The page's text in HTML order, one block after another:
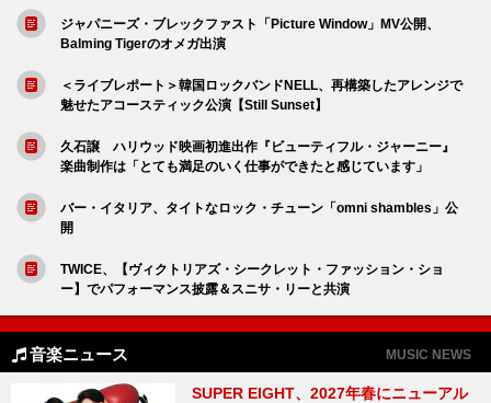
ジャパニーズ・ブレックファスト「Picture Window」MV公開、
Balming Tigerのオメガ出演
＜ライブレポート＞韓国ロックバンドNELL、再構築したアレンジで
魅せたアコースティック公演【Still Sunset】
久石譲 ハリウッド映画初進出作『ビューティフル・ジャーニー』
楽曲制作は「とても満足のいく仕事ができたと感じています」
バー・イタリア、タイトなロック・チューン「omni shambles」公
開
TWICE、【ヴィクトリアズ・シークレット・ファッション・ショ
ー】でパフォーマンス披露＆スニサ・リーと共演
音楽ニュース MUSIC NEWS
SUPER EIGHT、2027年春にニューアル